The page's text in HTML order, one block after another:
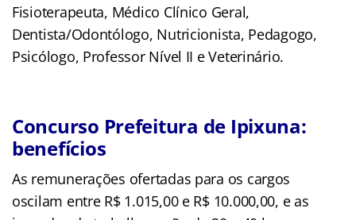
Fisioterapeuta, Médico Clínico Geral,
Dentista/Odontólogo, Nutricionista, Pedagogo,
Psicólogo, Professor Nível II e Veterinário.
Concurso Prefeitura de Ipixuna:
benefícios
As remunerações ofertadas para os cargos
oscilam entre R$ 1.015,00 e R$ 10.000,00, e as